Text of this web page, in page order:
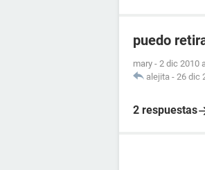
puedo
mary - 2 dic 2010
alejita - 26 dic
2 respuestas